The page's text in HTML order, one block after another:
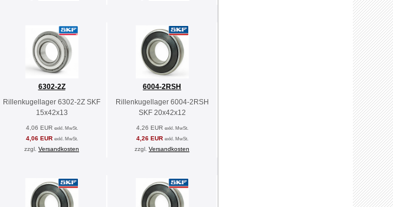
6302-2Z
Rillenkugellager 6302-2Z SKF
15x42x13
4,06 EUR exkl. MwSt.
4,06 EUR exkl. MwSt.
zzgl. Versandkosten
6004-2RSH
Rillenkugellager 6004-2RSH
SKF 20x42x12
4,26 EUR exkl. MwSt.
4,26 EUR exkl. MwSt.
zzgl. Versandkosten